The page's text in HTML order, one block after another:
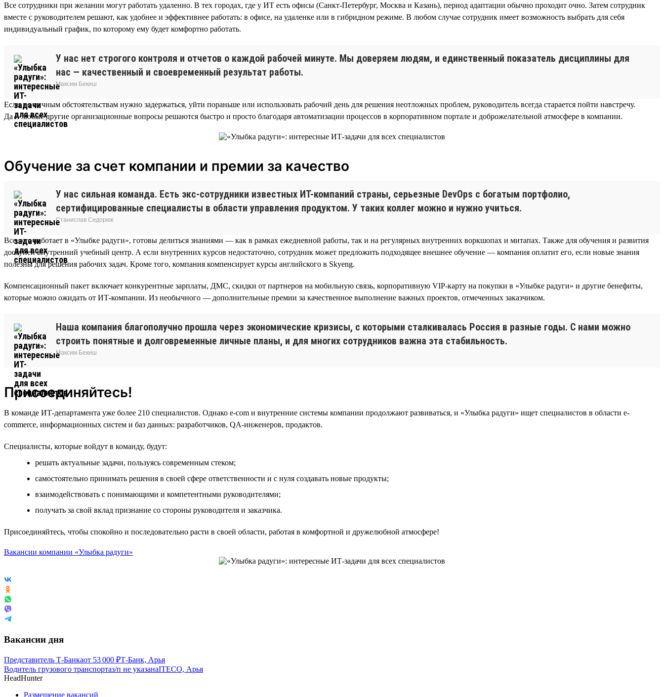
Все сотрудники при желании могут работать удаленно. В тех городах, где у ИТ есть офисы (Санкт-Петербург, Москва и Казань), период адаптации обычно проходит очно. Затем сотрудник
вместе с руководителем решают, как удобнее и эффективнее работать: в офисе, на удаленке или в гибридном режиме. В любом случае сотрудник имеет возможность выбрать для себя
индивидуальный график, по которому ему будет комфортно работать.
У нас нет строгого контроля и отчетов о каждой рабочей минуте. Мы доверяем людям, и единственный показатель дисциплины для
нас — качественный и своевременный результат работы.
Максим Бекиш
Если по личным обстоятельствам нужно задержаться, уйти пораньше или использовать рабочий день для решения неотложных проблем, руководитель всегда старается пойти навстречу.
Да и любые другие организационные вопросы решаются быстро и просто благодаря автоматизации процессов в корпоративном портале и доброжелательной атмосфере в компании.
Обучение за счет компании и премии за качество
У нас сильная команда. Есть экс-сотрудники известных ИТ-компаний страны, серьезные DevOps с богатым портфолио,
сертифицированные специалисты в области управления продуктом. У таких коллег можно и нужно учиться.
Станислав Сидорюк
Все, кто работает в «Улыбке радуги», готовы делиться знаниями — как в рамках ежедневной работы, так и на регулярных внутренних воркшопах и митапах. Также для обучения и развития
доступен внутренний учебный центр. А если внутренних курсов недостаточно, сотрудник может предложить подходящее внешнее обучение — компания оплатит его, если новые знания
полезны для решения рабочих задач. Кроме того, компания компенсирует курсы английского в Skyeng.
Компенсационный пакет включает конкурентные зарплаты, ДМС, скидки от партнеров на мобильную связь, корпоративную VIP-карту на покупки в «Улыбке радуги» и другие бенефиты,
которые можно ожидать от ИТ-компании. Из необычного — дополнительные премии за качественное выполнение важных проектов, отмеченных заказчиком.
Наша компания благополучно прошла через экономические кризисы, с которыми сталкивалась Россия в разные годы. С нами можно
строить понятные и долговременные личные планы, и для многих сотрудников важна эта стабильность.
Максим Бекиш
Присоединяйтесь!
В команде ИТ-департамента уже более 210 специалистов. Однако e-com и внутренние системы компании продолжают развиваться, и «Улыбка радуги» ищет специалистов в области e-
commerce, информационных систем и баз данных: разработчиков, QA-инженеров, продактов.
Специалисты, которые войдут в команду, будут:
решать актуальные задачи, пользуясь современным стеком;
самостоятельно принимать решения в своей сфере ответственности и с нуля создавать новые продукты;
взаимодействовать с понимающими и компетентными руководителями;
получать за свой вклад признание со стороны руководителя и заказчика.
Присоединяйтесь, чтобы спокойно и последовательно расти в своей области, работая в комфортной и дружелюбной атмосфере!
Вакансии компании «Улыбка радуги»
Вакансии дня
Представитель Т-Банкаот 53 000 ₽Т-Банк, Арья
Водитель грузового транспортаз/п не указанаITECO, Арья
HeadHunter
Размещение вакансий